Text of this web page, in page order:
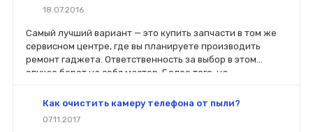
18.07.2016
Самый лучший вариант — это купить запчасти в том же
сервисном центре, где вы планируете производить
ремонт гаджета. Ответственность за выбор в этом
случае берет на себя мастер. Более того, на
вы планируете делать ремонт самостоятельно, то выбор
перед покупкой нового модуля старый был в руках. Так
Как очистить камеру телефона от пыли?
07.11.2017